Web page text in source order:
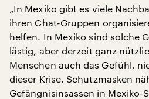
„In Mexiko gibt es viele
ihren Chat-Gruppen
helfen. In Mexiko sind solche
lästig, aber derzeit ganz
Menschen auch das Gefühl,
dieser Krise. Schutzmasken
Gefängnisinsassen in